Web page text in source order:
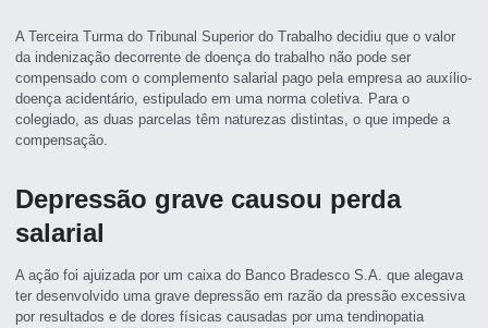
A Terceira Turma do Tribunal Superior do Trabalho decidiu que o valor
da indenização decorrente de doença do trabalho não pode ser
compensado com o complemento salarial pago pela empresa ao auxílio-
doença acidentário, estipulado em uma norma coletiva. Para o
colegiado, as duas parcelas têm naturezas distintas, o que impede a
compensação.
Depressão grave causou perda
salarial
A ação foi ajuizada por um caixa do Banco Bradesco S.A. que alegava
ter desenvolvido uma grave depressão em razão da pressão excessiva
por resultados e de dores físicas causadas por uma tendinopatia